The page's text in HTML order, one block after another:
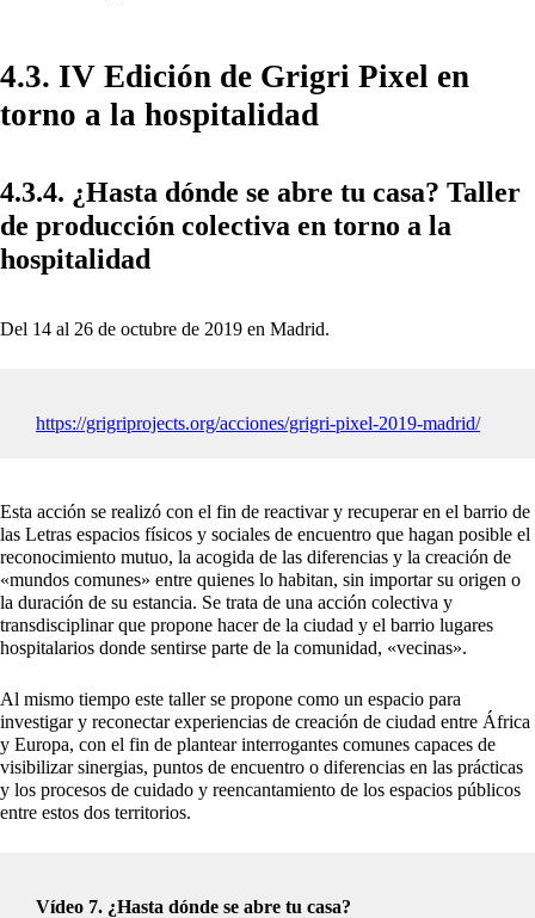
4.3. IV Edición de Grigri Pixel en
torno a la hospitalidad
4.3.4. ¿Hasta dónde se abre tu casa? Taller
de producción colectiva en torno a la
hospitalidad
Del 14 al 26 de octubre de 2019 en Madrid.
https://grigriprojects.org/acciones/grigri-pixel-2019-madrid/
Esta acción se realizó con el fin de reactivar y recuperar en el barrio de
las Letras espacios físicos y sociales de encuentro que hagan posible el
reconocimiento mutuo, la acogida de las diferencias y la creación de
«mundos comunes» entre quienes lo habitan, sin importar su origen o
la duración de su estancia. Se trata de una acción colectiva y
transdisciplinar que propone hacer de la ciudad y el barrio lugares
hospitalarios donde sentirse parte de la comunidad, «vecinas».
Al mismo tiempo este taller se propone como un espacio para
investigar y reconectar experiencias de creación de ciudad entre África
y Europa, con el fin de plantear interrogantes comunes capaces de
visibilizar sinergias, puntos de encuentro o diferencias en las prácticas
y los procesos de cuidado y reencantamiento de los espacios públicos
entre estos dos territorios.
Vídeo 7. ¿Hasta dónde se abre tu casa?